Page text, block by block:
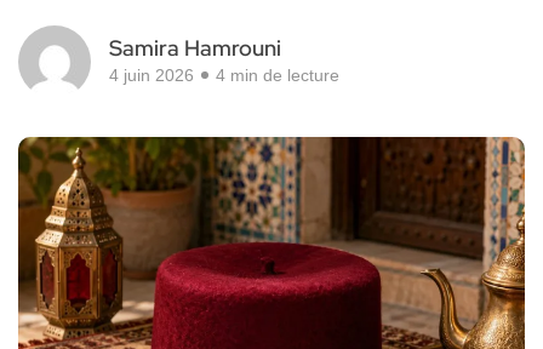
Samira Hamrouni
4 juin 2026 4 min de lecture